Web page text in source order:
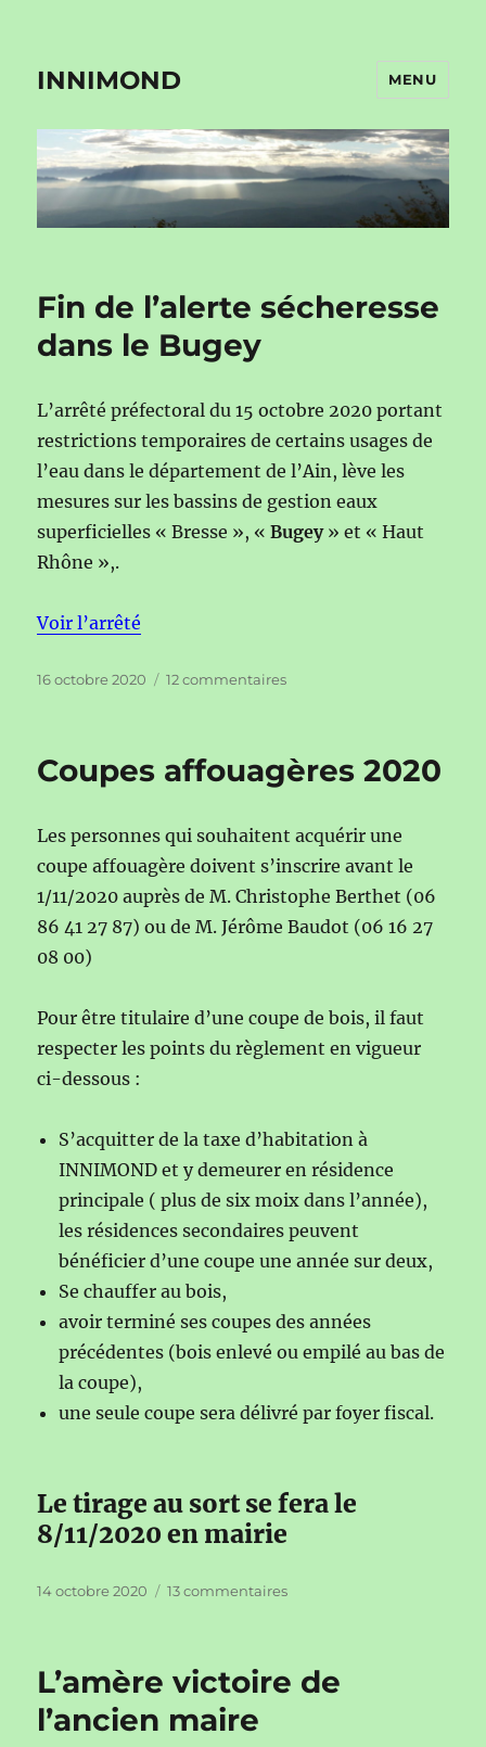
INNIMOND MENU
Fin de l’alerte sécheresse
dans le Bugey
L’arrêté préfectoral du 15 octobre 2020 portant
restrictions temporaires de certains usages de
l’eau dans le département de l’Ain, lève les
mesures sur les bassins de gestion eaux
superficielles « Bresse », « Bugey » et « Haut
Rhône »,.
Voir l’arrêté
Publié
16 octobre 2020 12 commentairessur
sécheresse
Bugey
Coupes affouagères 2020
Les personnes qui souhaitent acquérir une
coupe affouagère doivent s’inscrire avant le
1/11/2020 auprès de M. Christophe Berthet (06
86 41 27 87) ou de M. Jérôme Baudot (06 16 27
08 00)
Pour être titulaire d’une coupe de bois, il faut
respecter les points du règlement en vigueur
ci-dessous :
S’acquitter de la taxe d’habitation à
INNIMOND et y demeurer en résidence
principale ( plus de six moix dans l’année),
les résidences secondaires peuvent
bénéficier d’une coupe une année sur deux,
Se chauffer au bois,
avoir terminé ses coupes des années
précédentes (bois enlevé ou empilé au bas de
la coupe),
une seule coupe sera délivré par foyer fiscal.
Le tirage au sort se fera le
8/11/2020 en mairie
Publié
14 octobre 2020 13 commentairessur
L’amère victoire de
l’ancien maire